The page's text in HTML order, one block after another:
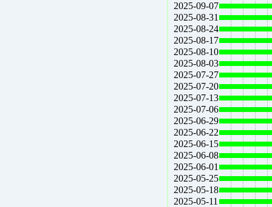
2025-09-07
2025-08-31
2025-08-24
2025-08-17
2025-08-10
2025-08-03
2025-07-27
2025-07-20
2025-07-13
2025-07-06
2025-06-29
2025-06-22
2025-06-15
2025-06-08
2025-06-01
2025-05-25
2025-05-18
2025-05-11